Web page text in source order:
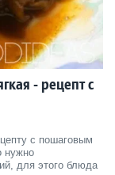
- рецепт с
с пошаговым
нужно
для этого блюда